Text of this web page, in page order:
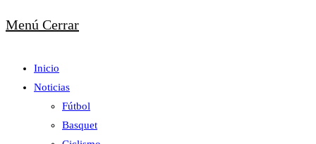
Menú Cerrar
Inicio
Noticias
Fútbol
Basquet